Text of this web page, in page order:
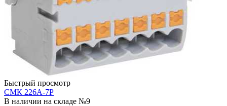
Быстрый просмотр
СМК 226A-7P
В наличии на складе №9